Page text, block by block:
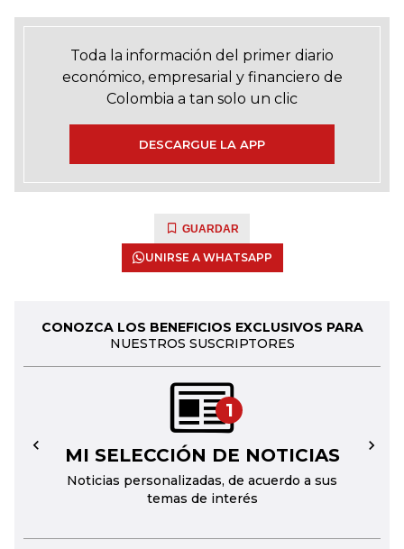
Toda la información del primer diario
económico, empresarial y financiero de
Colombia a tan solo un clic
DESCARGUE LA APP
GUARDAR
UNIRSE A WHATSAPP
CONOZCA LOS BENEFICIOS EXCLUSIVOS PARA
NUESTROS SUSCRIPTORES
1
MI SELECCIÓN DE NOTICIAS
Noticias personalizadas, de acuerdo a sus
temas de interés
← →